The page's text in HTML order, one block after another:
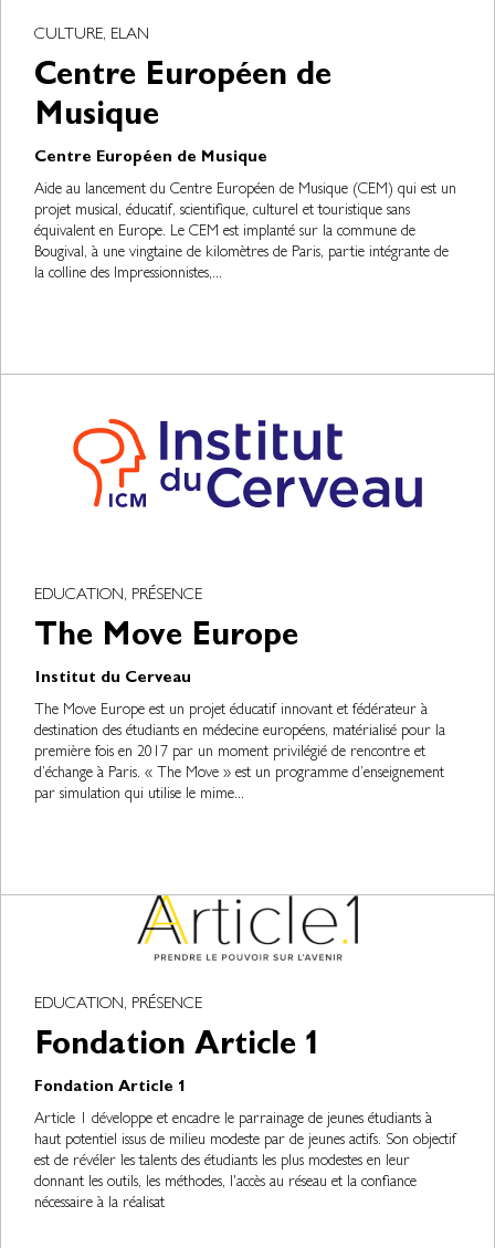
CULTURE, ELAN
Centre Européen de
Musique
Centre Européen de Musique
Aide au lancement du Centre Européen de Musique (CEM) qui est un
projet musical, éducatif, scientifique, culturel et touristique sans
équivalent en Europe. Le CEM est implanté sur la commune de
Bougival, à une vingtaine de kilomètres de Paris, partie intégrante de
la colline des Impressionnistes,...
EDUCATION, PRÉSENCE
The Move Europe
Institut du Cerveau
The Move Europe est un projet éducatif innovant et fédérateur à
destination des étudiants en médecine européens, matérialisé pour la
première fois en 2017 par un moment privilégié de rencontre et
d’échange à Paris. « The Move » est un programme d’enseignement
par simulation qui utilise le mime...
EDUCATION, PRÉSENCE
Fondation Article 1
Fondation Article 1
Article 1 développe et encadre le parrainage de jeunes étudiants à
haut potentiel issus de milieu modeste par de jeunes actifs. Son objectif
est de révéler les talents des étudiants les plus modestes en leur
donnant les outils, les méthodes, l'accès au réseau et la confiance
nécessaire à la réalisat